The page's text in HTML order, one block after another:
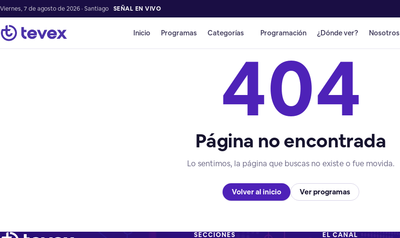
Viernes, 7 de agosto de 2026 · Santiago SEÑAL EN VIVO
Inicio Programas Categorías Programación ¿Dónde ver? Nosotros
404
Página no encontrada
Lo sentimos, la página que buscas no existe o fue movida.
Volver al inicio Ver programas
SECCIONES EL CANAL